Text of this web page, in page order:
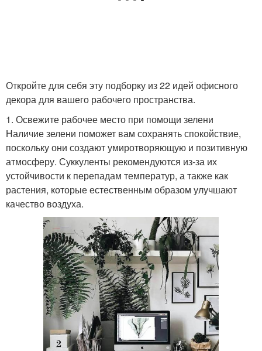
Откройте для себя эту подборку из 22 идей офисного
декора для вашего рабочего пространства.
1. Освежите рабочее место при помощи зелени
Наличие зелени поможет вам сохранять спокойствие,
поскольку они создают умиротворяющую и позитивную
атмосферу. Суккуленты рекомендуются из-за их
устойчивости к перепадам температур, а также как
растения, которые естественным образом улучшают
качество воздуха.